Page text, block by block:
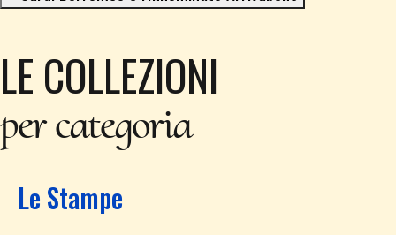
LE COLLEZIONI
per categoria
Le Stampe